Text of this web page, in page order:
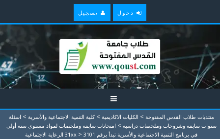
دخول تسجيل
منتديات طلاب القدس المفتوحة > الكليات الاكاديمية > كلية التنمية الاجتماعية والأسرية > اسئلة
سنوات سابقة وشروحات وملخصات دراسية > امتحانات سابقة وملخصات لمواد مستوى سنة أولى
في برنامج التنمية الاجتماعية والأسرية تبدأ برقم 31xx
> 3101 الرعاية الاجتماعية